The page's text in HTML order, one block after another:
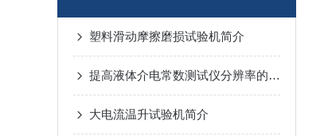
塑料滑动摩擦磨损试验机简介
提高液体介电常数测试仪分辨率的方法综合探讨
大电流温升试验机简介